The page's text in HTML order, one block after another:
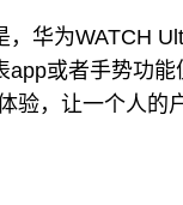
，华为WATCH
app或者手势功
验，让一个人的